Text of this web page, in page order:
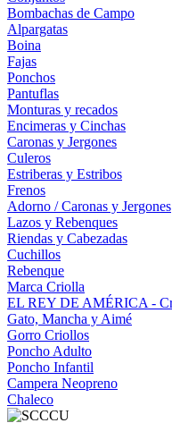
Bombachas de Campo
Alpargatas
Boina
Fajas
Ponchos
Pantuflas
Monturas y recados
Encimeras y Cinchas
Caronas y Jergones
Culeros
Estriberas y Estribos
Frenos
Adorno / Caronas y Jergones
Lazos y Rebenques
Riendas y Cabezadas
Cuchillos
Rebenque
Marca Criolla
EL REY DE AMÉRICA -
Gato, Mancha y Aimé
Gorro Criollos
Poncho Adulto
Poncho Infantil
Campera Neopreno
Chaleco